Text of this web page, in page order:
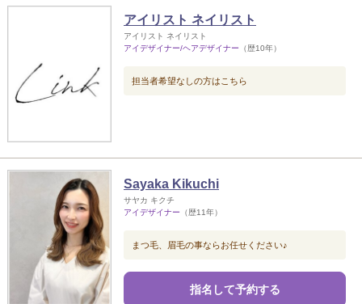
アイリスト ネイリスト
アイリスト ネイリスト
アイデザイナー/ヘアデザイナー （歴10年）
担当者希望なしの方はこちら
Sayaka Kikuchi
サヤカ キクチ
アイデザイナー （歴11年）
まつ毛、眉毛の事ならお任せください♪
指名して予約する